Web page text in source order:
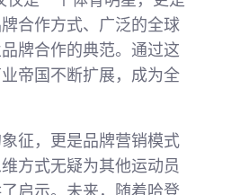
合作方式、广泛的全球
牌合作的典范。通过这
帝国不断扩展，成为全
征，更是品牌营销模式
方式无疑为其他运动员